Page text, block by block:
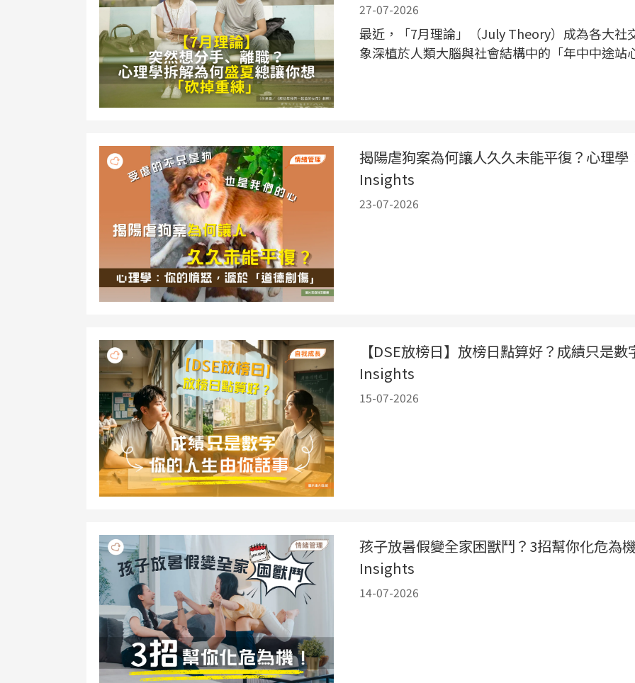
27-07-2026
最近，「7月理論」（July Theory）成為各大社
象深植於人類大腦與社會結構中的「年中中途站
揭陽虐狗案為何讓人久久未能平復？心理
Insights
23-07-2026
【DSE放榜日】放榜日點算好？成績只是
Insights
15-07-2026
孩子放暑假變全家困獸鬥？3招幫你化危為
Insights
14-07-2026